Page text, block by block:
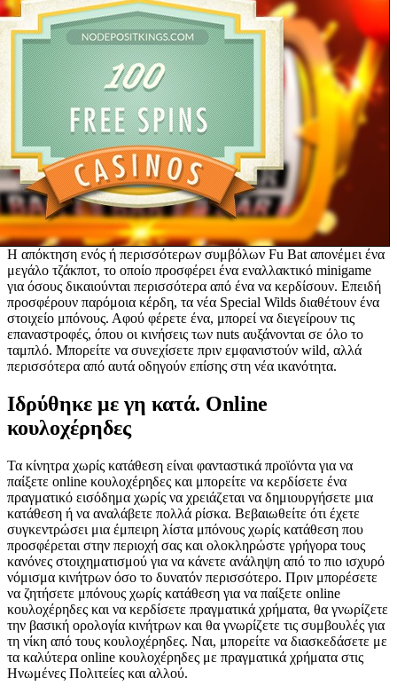
Η απόκτηση ενός ή περισσότερων συμβόλων Fu Bat απονέμει ένα
μεγάλο τζάκποτ, το οποίο προσφέρει ένα εναλλακτικό minigame
για όσους δικαιούνται περισσότερα από ένα να κερδίσουν. Επειδή
προσφέρουν παρόμοια κέρδη, τα νέα Special Wilds διαθέτουν ένα
στοιχείο μπόνους. Αφού φέρετε ένα, μπορεί να διεγείρουν τις
επαναστροφές, όπου οι κινήσεις των nuts αυξάνονται σε όλο το
ταμπλό. Μπορείτε να συνεχίσετε πριν εμφανιστούν wild, αλλά
περισσότερα από αυτά οδηγούν επίσης στη νέα ικανότητα.
Ιδρύθηκε με γη κατά. Online
κουλοχέρηδες
Τα κίνητρα χωρίς κατάθεση είναι φανταστικά προϊόντα για να
παίξετε online κουλοχέρηδες και μπορείτε να κερδίσετε ένα
πραγματικό εισόδημα χωρίς να χρειάζεται να δημιουργήσετε μια
κατάθεση ή να αναλάβετε πολλά ρίσκα. Βεβαιωθείτε ότι έχετε
συγκεντρώσει μια έμπειρη λίστα μπόνους χωρίς κατάθεση που
προσφέρεται στην περιοχή σας και ολοκληρώστε γρήγορα τους
κανόνες στοιχηματισμού για να κάνετε ανάληψη από το πιο ισχυρό
νόμισμα κινήτρων όσο το δυνατόν περισσότερο. Πριν μπορέσετε
να ζητήσετε μπόνους χωρίς κατάθεση για να παίξετε online
κουλοχέρηδες και να κερδίσετε πραγματικά χρήματα, θα γνωρίζετε
την βασική ορολογία κινήτρων και θα γνωρίζετε τις συμβουλές για
τη νίκη από τους κουλοχέρηδες. Ναι, μπορείτε να διασκεδάσετε με
τα καλύτερα online κουλοχέρηδες με πραγματικά χρήματα στις
Ηνωμένες Πολιτείες και αλλού.